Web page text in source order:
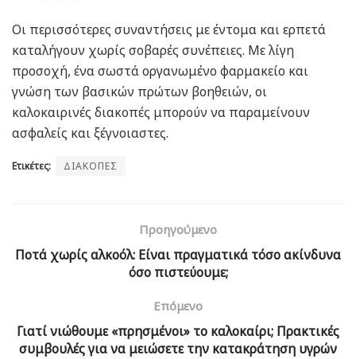
Οι περισσότερες συναντήσεις με έντομα και ερπετά
καταλήγουν χωρίς σοβαρές συνέπειες. Με λίγη
προσοχή, ένα σωστά οργανωμένο φαρμακείο και
γνώση των βασικών πρώτων βοηθειών, οι
καλοκαιρινές διακοπές μπορούν να παραμείνουν
ασφαλείς και ξέγνοιαστες.
Ετικέτες: ΔΙΑΚΟΠΕΣ
Προηγούμενο
Ποτά χωρίς αλκοόλ: Είναι πραγματικά τόσο ακίνδυνα
όσο πιστεύουμε;
Επόμενο
Γιατί νιώθουμε «πρησμένοι» το καλοκαίρι; Πρακτικές
συμβουλές για να μειώσετε την κατακράτηση υγρών